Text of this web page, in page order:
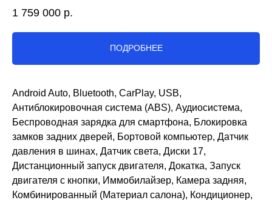
1 759 000 р.
ПОДРОБНЕЕ
Android Auto, Bluetooth, CarPlay, USB,
Антиблокировочная система (ABS), Аудиосистема,
Беспроводная зарядка для смартфона, Блокировка
замков задних дверей, Бортовой компьютер, Датчик
давления в шинах, Датчик света, Диски 17,
Дистанционный запуск двигателя, Докатка, Запуск
двигателя с кнопки, Иммобилайзер, Камера задняя,
Комбинированный (Материал салона), Кондиционер,